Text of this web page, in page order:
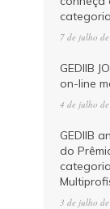
7 de julho
GEDIIB
on-line
4 de julho
GEDIIB
do
3 de julho